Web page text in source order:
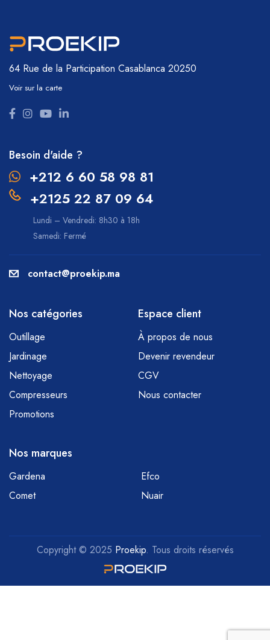
64 Rue de la Participation Casablanca 20250
Voir sur la carte
Besoin d'aide ?
+212 6 60 58 98 81
+2125 22 87 09 64
Lundi – Vendredi: 8h30 à 18h
Samedi: Fermé
contact@proekip.ma
Nos catégories
Outillage
Jardinage
Nettoyage
Compresseurs
Promotions
Espace client
À propos de nous
Devenir revendeur
CGV
Nous contacter
Nos marques
Gardena
Efco
Comet
Nuair
Copyright © 2025 Proekip. Tous droits réservés